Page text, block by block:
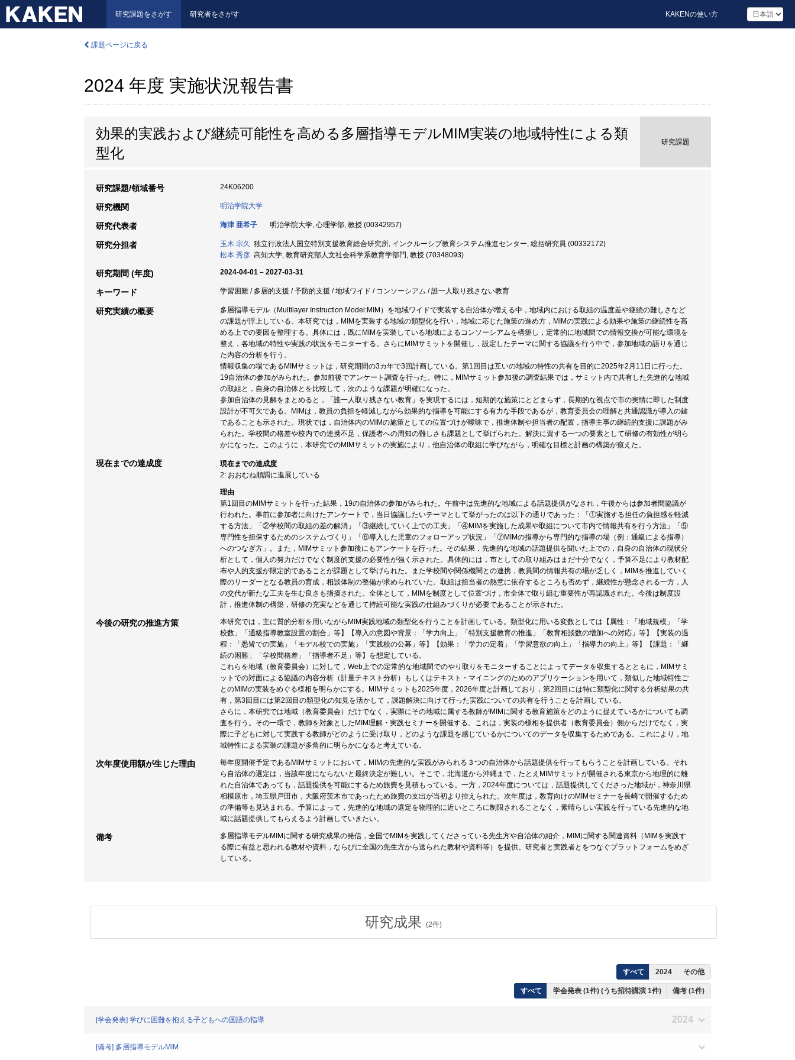
研究課題をさがす 研究者をさがす KAKENの使い方
課題ページに戻る
2024 年度 実施状況報告書
効果的実践および継続可能性を高める多層指導モデルMIM実装の地域特性による類
型化
研究課題
研究課題/領域番号 24K06200
研究機関 明治学院大学
研究代表者 海津 亜希子 明治学院大学, 心理学部, 教授 (00342957)
研究分担者 玉木 宗久 独立行政法人国立特別支援教育総合研究所, インクルーシブ教育システム推進センター, 総括研究員 (00332172)
松本 秀彦 高知大学, 教育研究部人文社会科学系教育学部門, 教授 (70348093)
研究期間 (年度) 2024-04-01 – 2027-03-31
キーワード 学習困難 / 多層的支援 / 予防的支援 / 地域ワイド / コンソーシアム / 誰一人取り残さない教育
研究実績の概要
多層指導モデル（Multilayer Instruction Model:MIM）を地域ワイドで実装する自治体が増える中，地域内における取組の温度差や継続の難しさなど
の課題が浮上している。本研究では，MIMを実装する地域の類型化を行い，地域に応じた施策の進め方，MIMの実践による効果や施策の継続性を高
める上での要因を整理する。具体には，既にMIMを実装している地域によるコンソーシアムを構築し，定常的に地域間での情報交換が可能な環境を
整え，各地域の特性や実践の状況をモニターする。さらにMIMサミットを開催し，設定したテーマに関する協議を行う中で，参加地域の語りを通じ
た内容の分析を行う。
情報収集の場であるMIMサミットは，研究期間の3カ年で3回計画している。第1回目は互いの地域の特性の共有を目的に2025年2月11日に行った。
19自治体の参加がみられた。参加前後でアンケート調査を行った。特に，MIMサミット参加後の調査結果では，サミット内で共有した先進的な地域
の取組と，自身の自治体とを比較して，次のような課題が明確になった。
参加自治体の見解をまとめると，「誰一人取り残さない教育」を実現するには，短期的な施策にとどまらず，長期的な視点で市の実情に即した制度
設計が不可欠である。MIMは，教員の負担を軽減しながら効果的な指導を可能にする有力な手段であるが，教育委員会の理解と共通認識が導入の鍵
であることも示された。現状では，自治体内のMIMの施策としての位置づけが曖昧で，推進体制や担当者の配置，指導主事の継続的支援に課題がみ
られた。学校間の格差や校内での連携不足，保護者への周知の難しさも課題として挙げられた。解決に資する一つの要素として研修の有効性が明ら
かになった。このように，本研究でのMIMサミットの実施により，他自治体の取組に学びながら，明確な目標と計画の構築が窺えた。
現在までの達成度
現在までの達成度
2: おおむね順調に進展している
理由
第1回目のMIMサミットを行った結果，19の自治体の参加がみられた。午前中は先進的な地域による話題提供がなされ，午後からは参加者間協議が
行われた。事前に参加者に向けたアンケートで，当日協議したいテーマとして挙がったのは以下の通りであった：「①実施する担任の負担感を軽減
する方法」「②学校間の取組の差の解消」「③継続していく上での工夫」「④MIMを実施した成果や取組について市内で情報共有を行う方法」「⑤
専門性を担保するためのシステムづくり」「⑥導入した児童のフォローアップ状況」「⑦MIMの指導から専門的な指導の場（例：通級による指導）
へのつなぎ方」。また，MIMサミット参加後にもアンケートを行った。その結果，先進的な地域の話題提供を聞いた上での，自身の自治体の現状分
析として，個人の努力だけでなく制度的支援の必要性が強く示された。具体的には，市としての取り組みはまだ十分でなく，予算不足により教材配
布や人的支援が限定的であることが課題として挙げられた。また学校間や関係機関との連携，教員間の情報共有の場が乏しく，MIMを推進していく
際のリーダーとなる教員の育成，相談体制の整備が求められていた。取組は担当者の熱意に依存するところも否めず，継続性が懸念される一方，人
の交代が新たな工夫を生む良さも指摘された。全体として，MIMを制度として位置づけ，市全体で取り組む重要性が再認識された。今後は制度設
計，推進体制の構築，研修の充実などを通じて持続可能な実践の仕組みづくりが必要であることが示された。
今後の研究の推進方策
本研究では，主に質的分析を用いながらMIM実践地域の類型化を行うことを計画している。類型化に用いる変数としては【属性：「地域規模」「学
校数」「通級指導教室設置の割合」等】【導入の意図や背景：「学力向上」「特別支援教育の推進」「教育相談数の増加への対応」等】【実装の過
程：「悉皆での実施」「モデル校での実施」「実践校の公募」等】【効果：「学力の定着」「学習意欲の向上」「指導力の向上」等】【課題：「継
続の困難」「学校間格差」「指導者不足」等】を想定している。
これらを地域（教育委員会）に対して，Web上での定常的な地域間でのやり取りをモニターすることによってデータを収集するとともに，MIMサミ
ットでの対面による協議の内容分析（計量テキスト分析）もしくはテキスト・マイニングのためのアプリケーションを用いて，類似した地域特性ご
とのMIMの実装をめぐる様相を明らかにする。MIMサミットも2025年度，2026年度と計画しており，第2回目には特に類型化に関する分析結果の共
有，第3回目には第2回目の類型化の知見を活かして，課題解決に向けて行った実践についての共有を行うことを計画している。
さらに，本研究では地域（教育委員会）だけでなく，実際にその地域に属する教師がMIMに関する教育施策をどのように捉えているかについても調
査を行う。その一環で，教師を対象としたMIM理解・実践セミナーを開催する。これは，実装の様相を提供者（教育委員会）側からだけでなく，実
際に子どもに対して実践する教師がどのように受け取り，どのような課題を感じているかについてのデータを収集するためである。これにより，地
域特性による実装の課題が多角的に明らかになると考えている。
次年度使用額が生じた理由
毎年度開催予定であるMIMサミットにおいて，MIMの先進的な実践がみられる３つの自治体から話題提供を行ってもらうことを計画している。それ
ら自治体の選定は，当該年度にならないと最終決定が難しい。そこで，北海道から沖縄まで，たとえMIMサミットが開催される東京から地理的に離
れた自治体であっても，話題提供を可能にするため旅費を見積もっている。一方，2024年度については，話題提供してくださった地域が，神奈川県
相模原市，埼玉県戸田市，大阪府茨木市であったため旅費の支出が当初より控えられた。次年度は，教育向けのMIMセミナーを長崎で開催するため
の準備等も見込まれる。予算によって，先進的な地域の選定を物理的に近いところに制限されることなく，素晴らしい実践を行っている先進的な地
域に話題提供してもらえるよう計画していきたい。
備考
多層指導モデルMIMに関する研究成果の発信，全国でMIMを実践してくださっている先生方や自治体の紹介，MIMに関する関連資料（MIMを実践す
る際に有益と思われる教材や資料，ならびに全国の先生方から送られた教材や資料等）を提供。研究者と実践者とをつなぐプラットフォームをめざ
している。
研究成果 (2件)
すべて 2024 その他
すべて 学会発表 (1件) (うち招待講演 1件) 備考 (1件)
[学会発表] 学びに困難を抱える子どもへの国語の指導 2024
[備考] 多層指導モデルMIM